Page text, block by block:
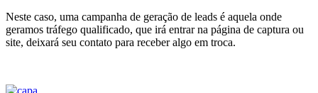
Neste caso, uma campanha de geração de leads é aquela onde
geramos tráfego qualificado, que irá entrar na página de captura ou
site, deixará seu contato para receber algo em troca.